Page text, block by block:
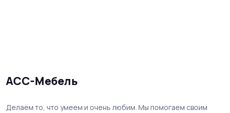
АСС-Мебель
Делаем то, что умеем и очень любим. Мы помогаем своим